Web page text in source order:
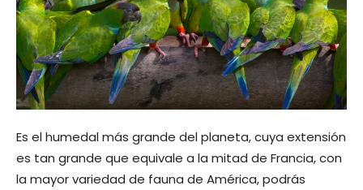
Es el humedal más grande del planeta, cuya extensión
es tan grande que equivale a la mitad de Francia, con
la mayor variedad de fauna de América, podrás